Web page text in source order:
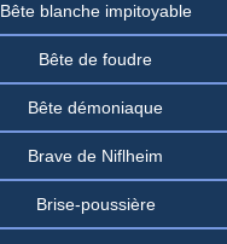
Bête blanche impitoyable
Bête de foudre
Bête démoniaque
Brave de Niflheim
Brise-poussière